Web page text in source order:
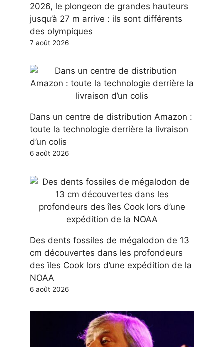
2026, le plongeon de grandes hauteurs
jusqu’à 27 m arrive : ils sont différents
des olympiques
7 août 2026
Dans un centre de distribution Amazon :
toute la technologie derrière la livraison
d’un colis
6 août 2026
Des dents fossiles de mégalodon de 13
cm découvertes dans les profondeurs
des îles Cook lors d’une expédition de la
NOAA
6 août 2026